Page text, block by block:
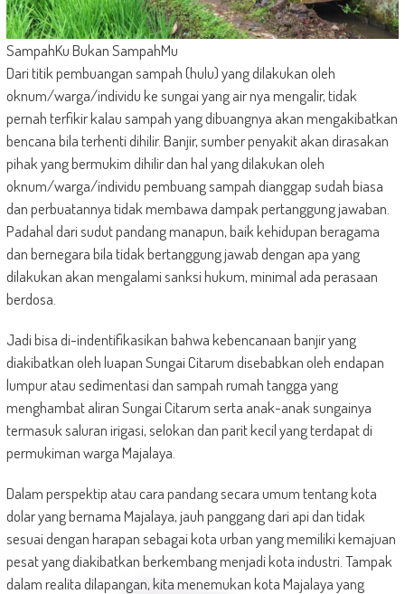
SampahKu Bukan SampahMu
Dari titik pembuangan sampah (hulu) yang dilakukan oleh
oknum/warga/individu ke sungai yang air nya mengalir, tidak
pernah terfikir kalau sampah yang dibuangnya akan mengakibatkan
bencana bila terhenti dihilir. Banjir, sumber penyakit akan dirasakan
pihak yang bermukim dihilir dan hal yang dilakukan oleh
oknum/warga/individu pembuang sampah dianggap sudah biasa
dan perbuatannya tidak membawa dampak pertanggung jawaban.
Padahal dari sudut pandang manapun, baik kehidupan beragama
dan bernegara bila tidak bertanggung jawab dengan apa yang
dilakukan akan mengalami sanksi hukum, minimal ada perasaan
berdosa.
Jadi bisa di-indentifikasikan bahwa kebencanaan banjir yang
diakibatkan oleh luapan Sungai Citarum disebabkan oleh endapan
lumpur atau sedimentasi dan sampah rumah tangga yang
menghambat aliran Sungai Citarum serta anak-anak sungainya
termasuk saluran irigasi, selokan dan parit kecil yang terdapat di
permukiman warga Majalaya.
Dalam perspektip atau cara pandang secara umum tentang kota
dolar yang bernama Majalaya, jauh panggang dari api dan tidak
sesuai dengan harapan sebagai kota urban yang memiliki kemajuan
pesat yang diakibatkan berkembang menjadi kota industri. Tampak
dalam realita dilapangan, kita menemukan kota Majalaya yang